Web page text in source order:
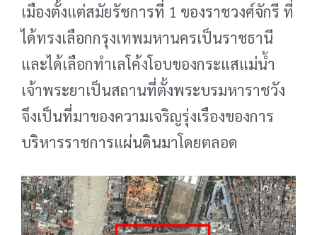
เมืองตั้งแต่สมัยรัชการที่ 1 ของราชวงศ์จักรี ที่
ได้ทรงเลือกกรุงเทพมหานครเป็นราชธานี
และได้เลือกทำเลโค้งโอบของกระแสแม่น้ำ
เจ้าพระยาเป็นสถานที่ตั้งพระบรมหาราชวัง
จึงเป็นที่มาของความเจริญรุ่งเรืองของการ
บริหารราชการแผ่นดินมาโดยตลอด